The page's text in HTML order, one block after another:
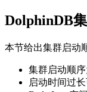
DolphinDB
本节给出集群启动
集群启动顺序
启动时间过